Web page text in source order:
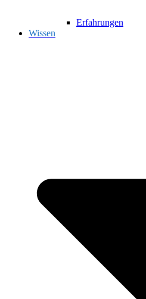
Erfahrungen
Wissen